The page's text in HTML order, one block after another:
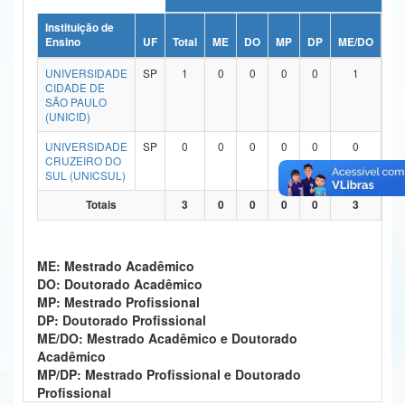
Ministério da Ciência, Tecnologia, Inovações e Comunicações
Ministério do Meio Ambiente
Ministério do Turismo
Ministério do Desenvolvimento Regional
Controladoria-Geral da União
Ministério da Mulher, da Família e dos Direitos Humanos
Secretaria de Governo
Gabinete de Segurança Institucional
Advocacia-Geral da União
Banco Central do Brasil
Instituição de
Ensino
UF Total ME DO MP DP ME/DO
UNIVERSIDADE
CIDADE DE
SÃO PAULO
(UNICID)
SP 1 0 0 0 0 1
UNIVERSIDADE
CRUZEIRO DO
SUL (UNICSUL)
SP 0 0 0 0 0 0
Totais 3 0 0 0 0 3
ME: Mestrado Acadêmico
DO: Doutorado Acadêmico
MP: Mestrado Profissional
DP: Doutorado Profissional
ME/DO: Mestrado Acadêmico e Doutorado
Acadêmico
MP/DP: Mestrado Profissional e Doutorado
Profissional